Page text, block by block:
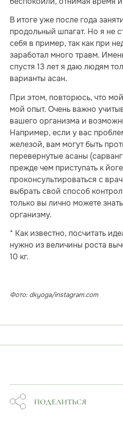
В итоге уже после года
продольный шпагат. Но я не
себя в пример, так как при
заработал много травм.
спустя 13 лет я даю людям
варианты асан.
При этом, повторюсь, что
мой опыт. Очень важно
вашего организма и
Например, если у вас
железой, вам могут быть
перевернутые асаны
прежде чем приступать к
проконсультироваться с
выбрать свой способ
только вы лично можете
организму.
* Как известно, посчитать
нужно из величины роста
10 кг.
Фото: dkyoga/instagram.com
ПОДЕЛИТЬСЯ